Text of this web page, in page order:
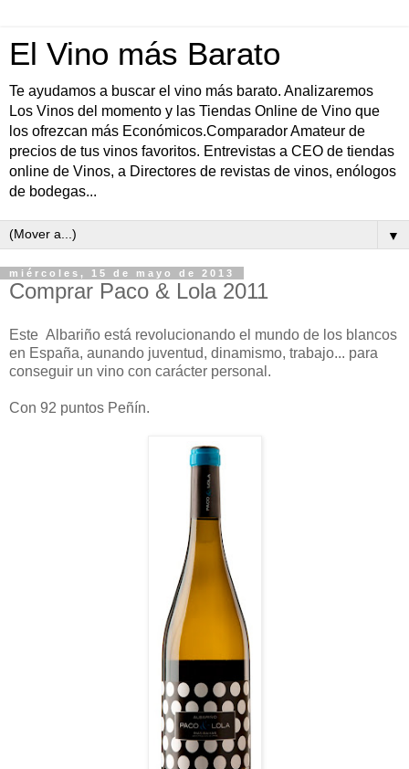
El Vino más Barato
Te ayudamos a buscar el vino más barato. Analizaremos
Los Vinos del momento y las Tiendas Online de Vino que
los ofrezcan más Económicos.Comparador Amateur de
precios de tus vinos favoritos. Entrevistas a CEO de tiendas
online de Vinos, a Directores de revistas de vinos, enólogos
de bodegas...
▼
miércoles, 15 de mayo de 2013
Comprar Paco & Lola 2011
Este Albariño está revolucionando el mundo de los blancos
en España, aunando juventud, dinamismo, trabajo... para
conseguir un vino con carácter personal.
Con 92 puntos Peñín.